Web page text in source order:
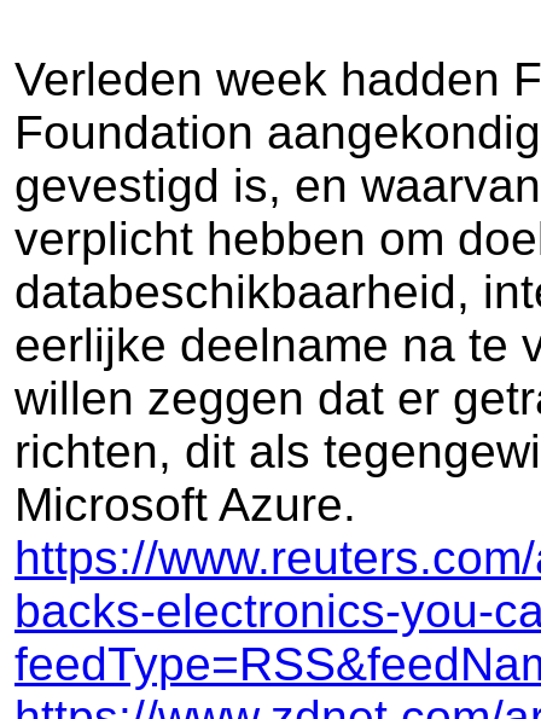
Verleden week hadden
Foundation
gevestigd is, en
verplicht hebben om
databeschikbaarheid,
eerlijke deelname na te
willen zeggen dat er
richten, dit als
Microsoft Azure.
https://
backs-electronics-you-